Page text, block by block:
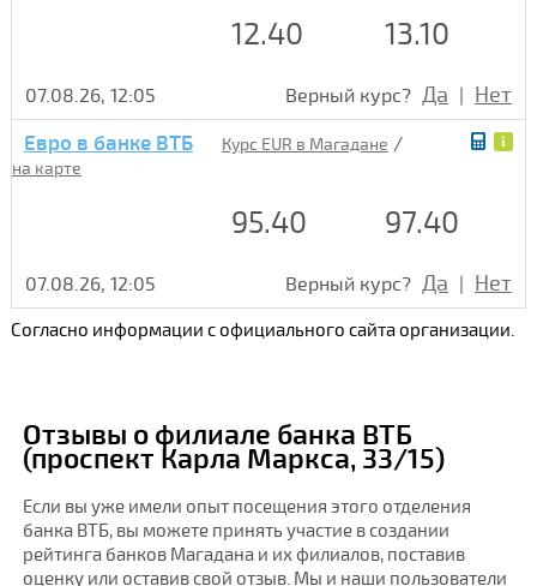
12.40 13.10
07.08.26, 12:05 Верный курс? Да | Нет
Евро в банке ВТБ Курс EUR в Магадане /
на карте
95.40 97.40
07.08.26, 12:05 Верный курс? Да | Нет
Согласно информации с официального сайта организации.
Отзывы о филиале банка ВТБ
(проспект Карла Маркса, 33/15)
Если вы уже имели опыт посещения этого отделения
банка ВТБ, вы можете принять участие в создании
рейтинга банков Магадана и их филиалов, поставив
оценку или оставив свой отзыв. Мы и наши пользователи